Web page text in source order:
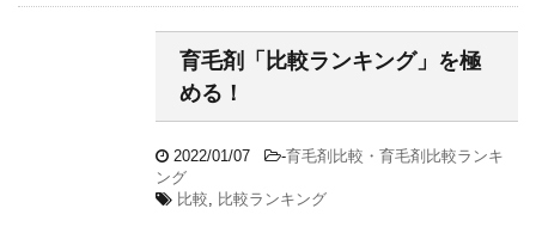
育毛剤「比較ランキング」を極
める！
2022/01/07 -育毛剤比較・育毛剤比較ランキ
ング
比較
比較ランキング